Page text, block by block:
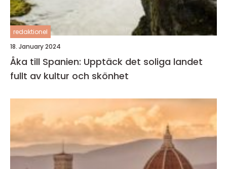
redaktionel
18. January 2024
Åka till Spanien: Upptäck det soliga landet
fullt av kultur och skönhet